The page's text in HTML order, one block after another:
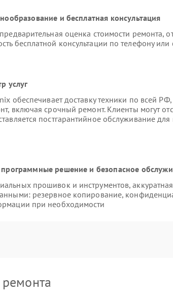
и бесплатная консультация
оценка стоимости ремонта,
бесплатной консультации по телефону или
услуг
обеспечивает доставку техники по всей
включая срочный ремонт. Клиенты могут
постгарантийное обслуживание
решение и безопасное
прошивок и инструментов,
резервное копирование,
при необходимости